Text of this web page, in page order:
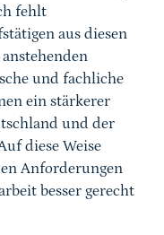
fehlt
aus diesen
und fachliche
ein stärkerer
und der
diese Weise
Anforderungen
besser gerecht